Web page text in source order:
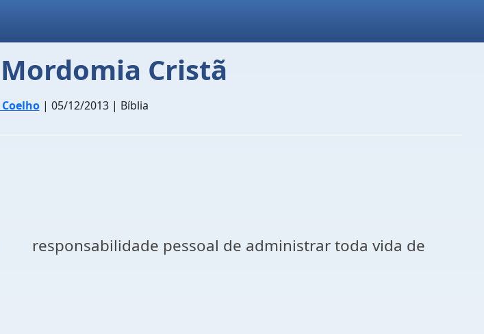
Cristã
| 05/12/2013 | Bíblia
pessoal de administrar toda vida de